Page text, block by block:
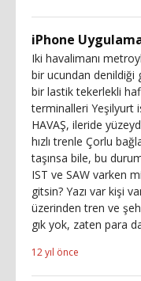
iPhone
Iki havalimanı
bir ucundan denildiği
bir lastik tekerlekli
terminalleri Yeşilyurt
HAVAŞ, ileride
hızlı trenle Çorlu
taşınsa bile, bu
IST ve SAW varken
gitsin? Yazı var kişi
üzerinden tren ve
gık yok, zaten para
12 yıl önce